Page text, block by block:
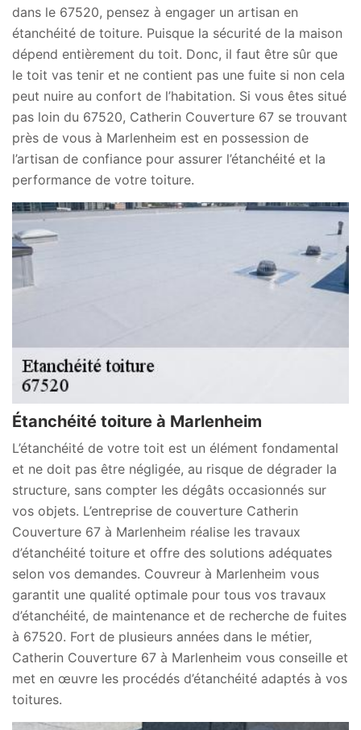
dans le 67520, pensez à engager un artisan en
étanchéité de toiture. Puisque la sécurité de la maison
dépend entièrement du toit. Donc, il faut être sûr que
le toit vas tenir et ne contient pas une fuite si non cela
peut nuire au confort de l’habitation. Si vous êtes situé
pas loin du 67520, Catherin Couverture 67 se trouvant
près de vous à Marlenheim est en possession de
l’artisan de confiance pour assurer l’étanchéité et la
performance de votre toiture.
Étanchéité toiture à Marlenheim
L’étanchéité de votre toit est un élément fondamental
et ne doit pas être négligée, au risque de dégrader la
structure, sans compter les dégâts occasionnés sur
vos objets. L’entreprise de couverture Catherin
Couverture 67 à Marlenheim réalise les travaux
d’étanchéité toiture et offre des solutions adéquates
selon vos demandes. Couvreur à Marlenheim vous
garantit une qualité optimale pour tous vos travaux
d’étanchéité, de maintenance et de recherche de fuites
à 67520. Fort de plusieurs années dans le métier,
Catherin Couverture 67 à Marlenheim vous conseille et
met en œuvre les procédés d’étanchéité adaptés à vos
toitures.